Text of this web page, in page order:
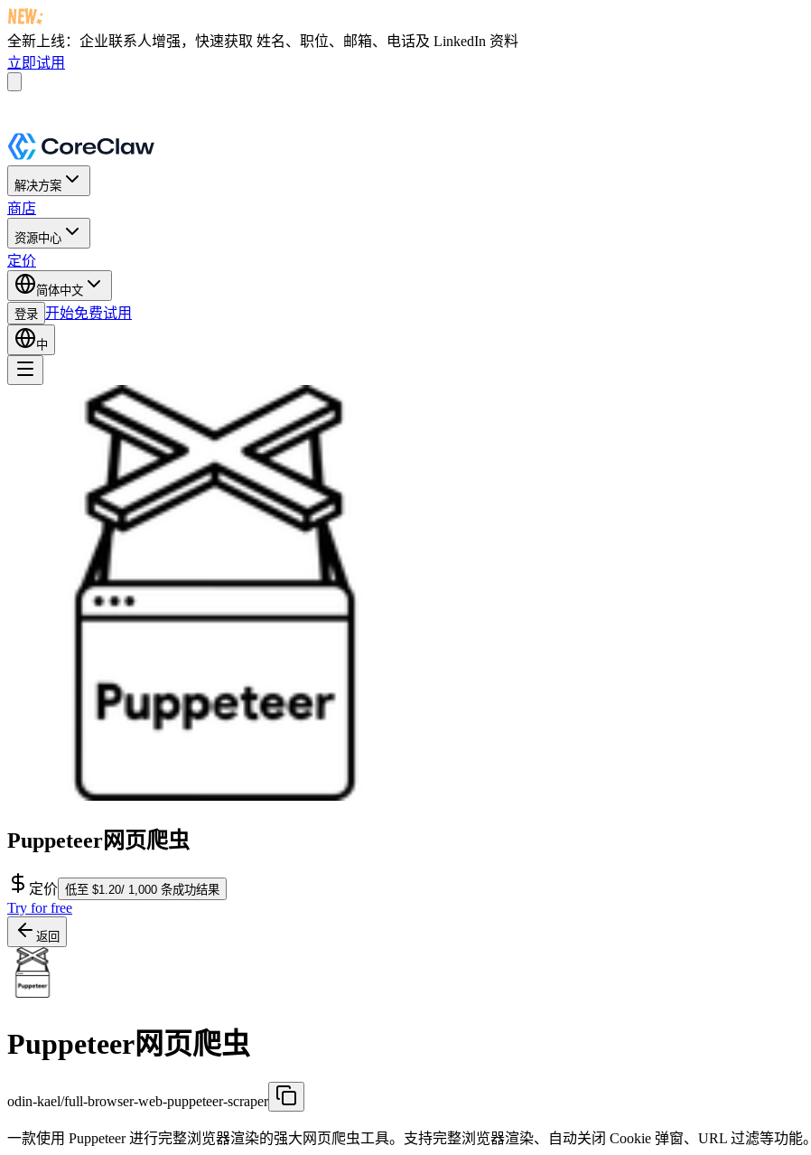
全新上线：企业联系人增强，快速获取 姓名、职位、邮箱、电话及 LinkedIn 资料
立即试用
解决方案
商店
资源中心
定价
简体中文
登录 开始免费试用
中
Puppeteer网页爬虫
定价 低至 $1.20/ 1,000 条成功结果
Try for free
返回
Puppeteer网页爬虫
odin-kael/full-browser-web-puppeteer-scraper
一款使用 Puppeteer 进行完整浏览器渲染的强大网页爬虫工具。支持完整浏览器渲染、自动关闭 Cookie 弹窗、URL 过滤等功能。